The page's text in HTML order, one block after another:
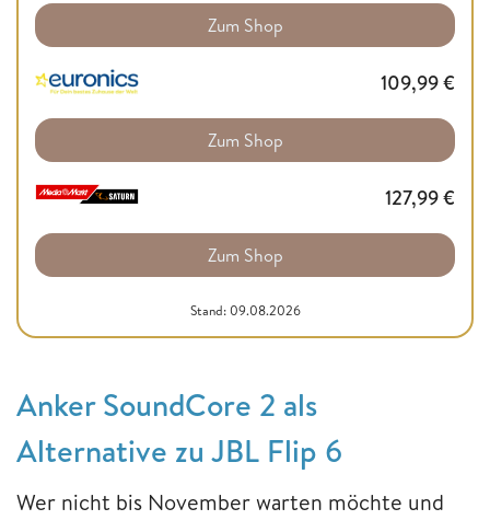
Zum Shop
109,99€
Zum Shop
127,99€
Zum Shop
Stand: 09.08.2026
Anker SoundCore 2 als
Alternative zu JBL Flip 6
Wer nicht bis November warten möchte und